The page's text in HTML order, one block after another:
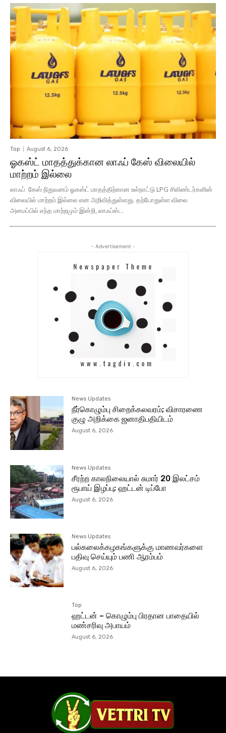
Top August 6, 2026
ஓகஸ்ட் மாதத்துக்கான லாஃப் கேஸ் விலையில்
மாற்றம் இல்லை
லாஃப் கேஸ் நிறுவனம் ஓகஸ்ட் மாதத்திற்கான உள்நாட்டு LPG சிலிண்டர்களின்
விலையில் மாற்றம் இல்லை என அறிவித்துள்ளது. தற்போதுள்ள விலை
அமைப்பில் எந்த மாற்றமும் இன்றி, லாஃப்ஸ்...
- Advertisement -
News Updates
நீர்கொழும்பு சிறைக்கலவரம்; விசாரணை
குழு அறிக்கை ஜனாதிபதியிடம்
August 6, 2026
News Updates
சீரற்ற காலநிலையால் சுமார் 20 இலட்சம்
ரூபாய் இழப்பு; ஹட்டன் டிப்போ
August 6, 2026
News Updates
பல்கலைக்கழகங்களுக்கு மாணவர்களை
பதிவு செய்யும் பணி ஆரம்பம்
August 6, 2026
Top
ஹட்டன் – கொழும்பு பிரதான பாதையில்
மண்சரிவு அபாயம்
August 6, 2026